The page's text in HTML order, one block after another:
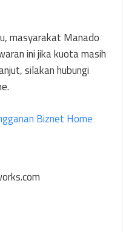
masyarakat Manado
ini jika kuota masih
silakan hubungi
Biznet Home